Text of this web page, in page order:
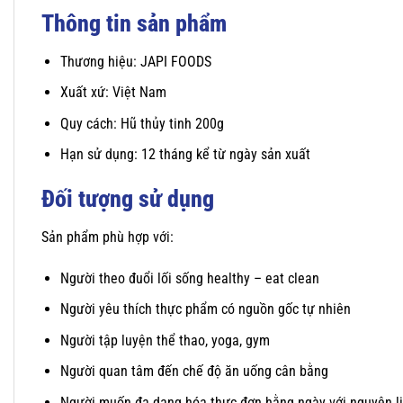
Thông tin sản phẩm
Thương hiệu: JAPI FOODS
Xuất xứ: Việt Nam
Quy cách: Hũ thủy tinh 200g
Hạn sử dụng: 12 tháng kể từ ngày sản xuất
Đối tượng sử dụng
Sản phẩm phù hợp với:
Người theo đuổi lối sống healthy – eat clean
Người yêu thích thực phẩm có nguồn gốc tự nhiên
Người tập luyện thể thao, yoga, gym
Người quan tâm đến chế độ ăn uống cân bằng